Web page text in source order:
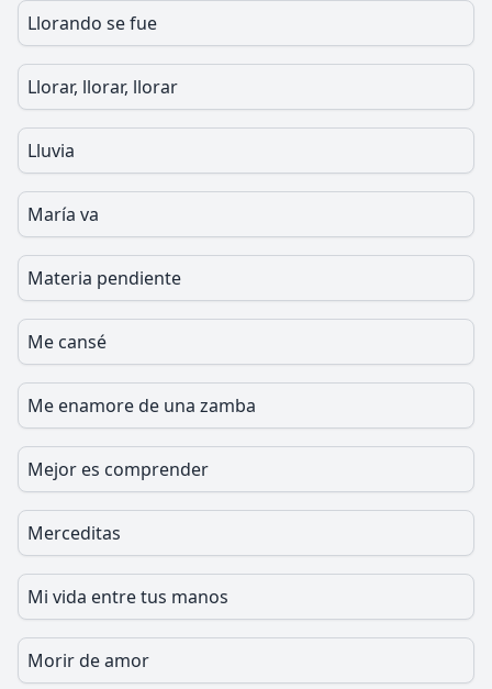
Llorando se fue
Llorar, llorar, llorar
Lluvia
María va
Materia pendiente
Me cansé
Me enamore de una zamba
Mejor es comprender
Merceditas
Mi vida entre tus manos
Morir de amor